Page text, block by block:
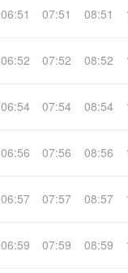
06:51 07:51 08:51
06:52 07:52 08:52
06:54 07:54 08:54
06:56 07:56 08:56
06:57 07:57 08:57
06:59 07:59 08:59